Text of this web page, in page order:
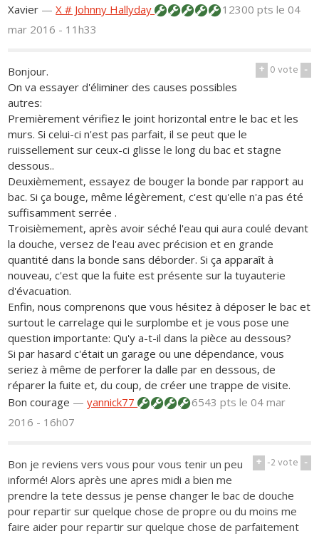
Xavier —X # Johnny Hallyday 12300 ptsle 04
mar 2016 - 11h33
+ 0vote -
Bonjour.
On va essayer d'éliminer des causes possibles
autres:
Premièrement vérifiez le joint horizontal entre le bac et les
murs. Si celui-ci n'est pas parfait, il se peut que le
ruissellement sur ceux-ci glisse le long du bac et stagne
dessous..
Deuxièmement, essayez de bouger la bonde par rapport au
bac. Si ça bouge, même légèrement, c'est qu'elle n'a pas été
suffisamment serrée .
Troisièmement, après avoir séché l'eau qui aura coulé devant
la douche, versez de l'eau avec précision et en grande
quantité dans la bonde sans déborder. Si ça apparaît à
nouveau, c'est que la fuite est présente sur la tuyauterie
d'évacuation.
Enfin, nous comprenons que vous hésitez à déposer le bac et
surtout le carrelage qui le surplombe et je vous pose une
question importante: Qu'y a-t-il dans la pièce au dessous?
Si par hasard c'était un garage ou une dépendance, vous
seriez à même de perforer la dalle par en dessous, de
réparer la fuite et, du coup, de créer une trappe de visite.
Bon courage —yannick77 6543 ptsle 04 mar
2016 - 16h07
+ -2vote -
Bon je reviens vers vous pour vous tenir un peu
informé! Alors après une apres midi a bien me
prendre la tete dessus je pense changer le bac de douche
pour repartir sur quelque chose de propre ou du moins me
faire aider pour repartir sur quelque chose de parfaitement